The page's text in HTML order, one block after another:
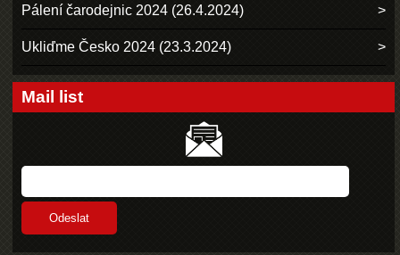
Pálení čarodejnic 2024 (26.4.2024)
Ukliďme Česko 2024 (23.3.2024)
Mail list